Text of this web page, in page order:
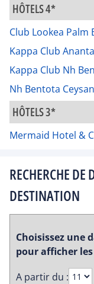
HÔTELS 4*
Club Lookea Palm
Kappa Club
Kappa Club Nh
Nh Bentota
HÔTELS 3*
Mermaid Hotel &
RECHERCHE
DESTINATION
Choisissez une
pour afficher
A partir du :